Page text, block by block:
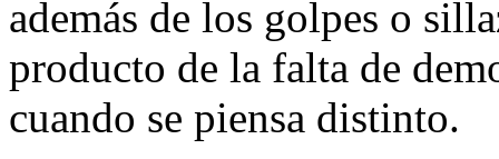
además de los golpes o
producto de la falta de
cuando se piensa distinto.